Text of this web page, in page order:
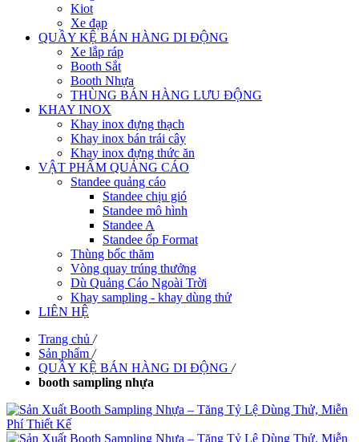
Kiot
Xe đạp
QUẦY KỆ BÁN HÀNG DI ĐỘNG
Xe lắp ráp
Booth Sắt
Booth Nhựa
THÙNG BÁN HÀNG LƯU ĐỘNG
KHAY INOX
Khay inox đựng thạch
Khay inox bán trái cây
Khay inox đựng thức ăn
VẬT PHẨM QUẢNG CÁO
Standee quảng cáo
Standee chịu gió
Standee mô hình
Standee A
Standee ốp Format
Thùng bốc thăm
Vòng quay trúng thưởng
Dù Quảng Cáo Ngoài Trời
Khay sampling - khay dùng thử
LIÊN HỆ
Trang chủ /
Sản phẩm /
QUẦY KỆ BÁN HÀNG DI ĐỘNG /
booth sampling nhựa